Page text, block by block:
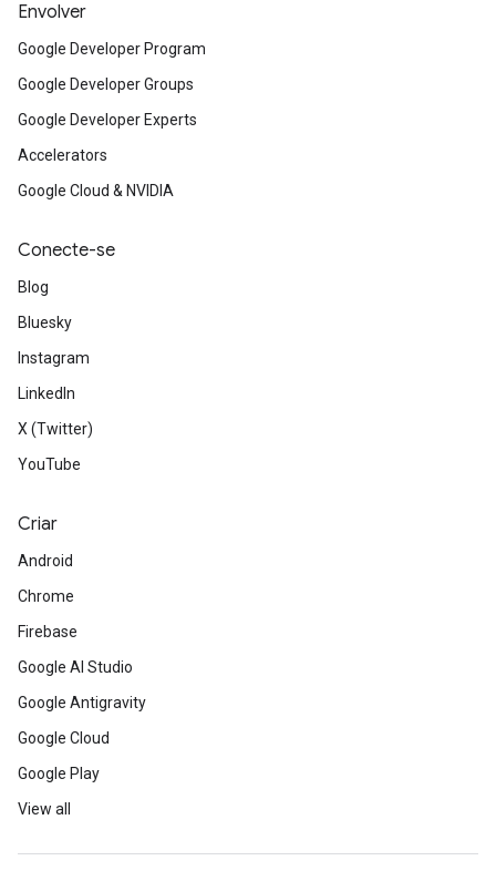
Envolver
Google Developer Program
Google Developer Groups
Google Developer Experts
Accelerators
Google Cloud & NVIDIA
Conecte-se
Blog
Bluesky
Instagram
LinkedIn
X (Twitter)
YouTube
Criar
Android
Chrome
Firebase
Google AI Studio
Google Antigravity
Google Cloud
Google Play
View all